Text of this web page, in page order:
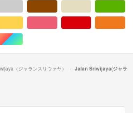
ルド/金色系マルチカラー
（ジャランスリウァヤ）
Jalan Sriwijaya(ジャラ